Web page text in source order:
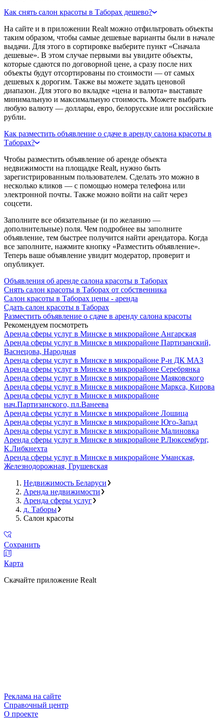
Как снять салон красоты в Таборах дешево?
На сайте и в приложении Realt можно отфильтровать объекты
таким образом, чтобы самые дешевые варианты были в начале
выдачи. Для этого в сортировке выберите пункт «Сначала
дешевые». В этом случае первыми вы увидите объекты,
которые сдаются по договорной цене, а сразу после них
объекты будут отсортированы по стоимости — от самых
дешевых к дорогим. Также вы можете задать ценовой
диапазон. Для этого во вкладке «цена и валюта» выставьте
минимальную и максимальную стоимость. Можете выбрать
любую валюту — доллары, евро, белорусские или российские
рубли.
Как разместить объявление о сдаче в аренду салона красоты в
Таборах?
Чтобы разместить объявление об аренде объекта
недвижимости на площадке Realt, нужно быть
зарегистрированным пользователем. Сделать это можно в
несколько кликов — с помощью номера телефона или
электронной почты. Также можно войти на сайт через
соцсети.
Заполните все обязательные (и по желанию —
дополнительные) поля. Чем подробнее вы заполните
объявление, тем быстрее получится найти арендатора. Когда
все заполните, нажмите кнопку «Разместить объявление».
Теперь ваше объявление увидит модератор, проверит и
опубликует.
Объявления об аренде салона красоты в Таборах
Снять салон красоты в Таборах от собственника
Салон красоты в Таборах цены - аренда
Сдать салон красоты в Таборах
Разместить объявление о сдаче в аренду салона красоты
Рекомендуем посмотреть
Аренда сферы услуг в Минске в микрорайоне Ангарская
Аренда сферы услуг в Минске в микрорайоне Партизанский,
Васнецова, Народная
Аренда сферы услуг в Минске в микрорайоне Р-н ДК МАЗ
Аренда сферы услуг в Минске в микрорайоне Серебрянка
Аренда сферы услуг в Минске в микрорайоне Маяковского
Аренда сферы услуг в Минске в микрорайоне Маркса, Кирова
Аренда сферы услуг в Минске в микрорайоне
нач.Партизанского, пл.Ванеева
Аренда сферы услуг в Минске в микрорайоне Лошица
Аренда сферы услуг в Минске в микрорайоне Юго-Запад
Аренда сферы услуг в Минске в микрорайоне Малиновка
Аренда сферы услуг в Минске в микрорайоне Р.Люксембург,
К.Либкнехта
Аренда сферы услуг в Минске в микрорайоне Уманская,
Железнодорожная, Грушевская
Недвижимость Беларуси
Аренда недвижимости
Аренда сферы услуг
д. Таборы
Салон красоты
Сохранить
Карта
Скачайте приложение Realt
Реклама на сайте
Справочный центр
О проекте